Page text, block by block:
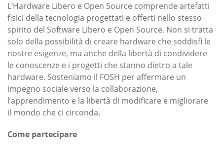
L’Hardware Libero e Open Source comprende artefatti
fisici della tecnologia progettati e offerti nello stesso
spirito del Software Libero e Open Source. Non si tratta
solo della possibilità di creare hardware che soddisfi le
nostre esigenze, ma anche della libertà di condividere
le conoscenze e i progetti che stanno dietro a tale
hardware. Sosteniamo il FOSH per affermare un
impegno sociale verso la collaborazione,
l’apprendimento e la libertà di modificare e migliorare
il mondo che ci circonda.
Come partecipare